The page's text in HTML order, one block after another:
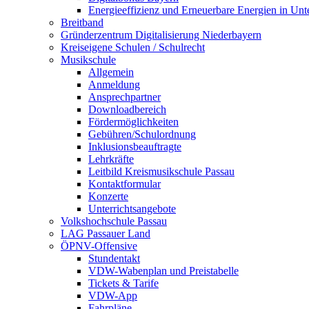
Energieeffizienz und Erneuerbare Energien in
Breitband
Gründerzentrum Digitalisierung Niederbayern
Kreiseigene Schulen / Schulrecht
Musikschule
Allgemein
Anmeldung
Ansprechpartner
Downloadbereich
Fördermöglichkeiten
Gebühren/Schulordnung
Inklusionsbeauftragte
Lehrkräfte
Leitbild Kreismusikschule Passau
Kontaktformular
Konzerte
Unterrichtsangebote
Volkshochschule Passau
LAG Passauer Land
ÖPNV-Offensive
Stundentakt
VDW-Wabenplan und Preistabelle
Tickets & Tarife
VDW-App